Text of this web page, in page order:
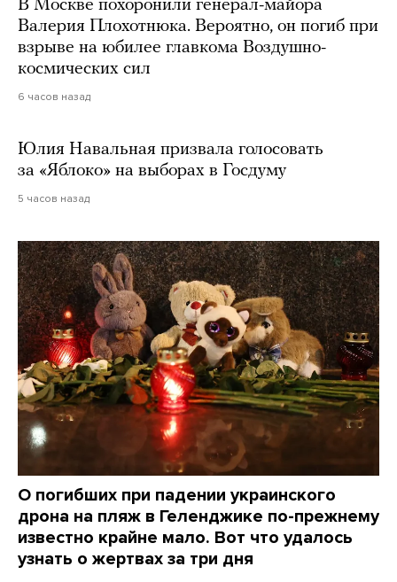
В Москве похоронили генерал-майора
Валерия Плохотнюка. Вероятно, он погиб при
взрыве на юбилее главкома Воздушно-
космических сил
6 часов назад
Юлия Навальная призвала голосовать
за «Яблоко» на выборах в Госдуму
5 часов назад
О погибших при падении украинского
дрона на пляж в Геленджике по-прежнему
известно крайне мало. Вот что удалось
узнать о жертвах за три дня